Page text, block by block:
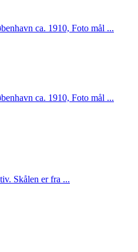
ca. 1910, Foto mål ...
ca. 1910, Foto mål ...
Skålen er fra ...